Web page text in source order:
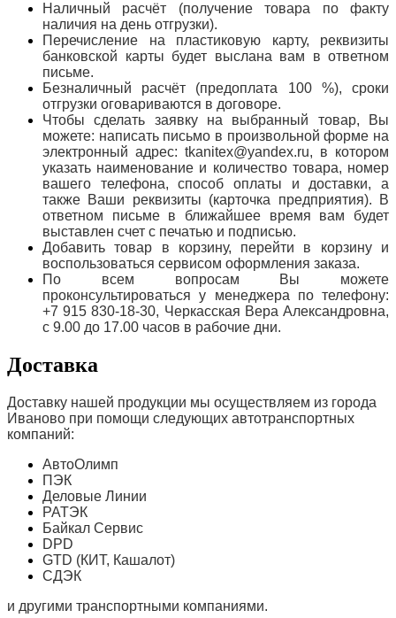
Наличный расчёт (получение товара по факту
наличия на день отгрузки).
Перечисление на пластиковую карту, реквизиты
банковской карты будет выслана вам в ответном
письме.
Безналичный расчёт (предоплата 100 %), сроки
отгрузки оговариваются в договоре.
Чтобы сделать заявку на выбранный товар, Вы
можете: написать письмо в произвольной форме на
электронный адрес: tkanitex@yandex.ru, в котором
указать наименование и количество товара, номер
вашего телефона, способ оплаты и доставки, а
также Ваши реквизиты (карточка предприятия). В
ответном письме в ближайшее время вам будет
выставлен счет с печатью и подписью.
Добавить товар в корзину, перейти в корзину и
воспользоваться сервисом оформления заказа.
По всем вопросам Вы можете
проконсультироваться у менеджера по телефону:
+7 915 830-18-30, Черкасская Вера Александровна,
с 9.00 до 17.00 часов в рабочие дни.
Доставка
Доставку нашей продукции мы осуществляем из города
Иваново при помощи следующих автотранспортных
компаний:
АвтоОлимп
ПЭК
Деловые Линии
РАТЭК
Байкал Сервис
DPD
GTD (КИТ, Кашалот)
СДЭК
и другими транспортными компаниями.